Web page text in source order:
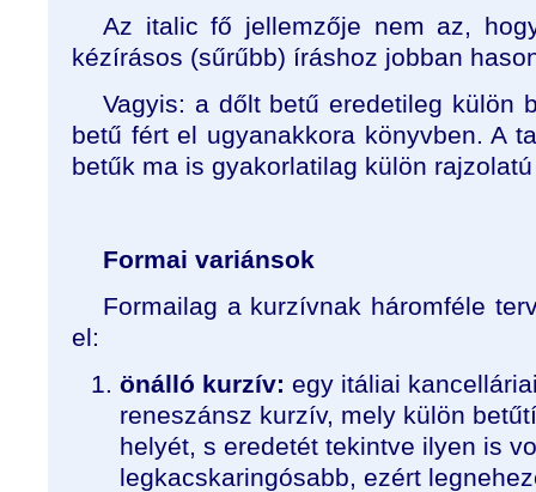
Az italic fő jellemzője nem az,
kézírásos (sűrűbb) íráshoz jobban
Vagyis: a dőlt betű eredetileg külön
betű fért el ugyanakkora könyvben. A
betűk ma is gyakorlatilag külön
Formai variánsok
Formailag a kurzívnak háromféle
el:
önálló kurzív: egy itáliai
reneszánsz kurzív, mely külön
helyét, s eredetét tekintve ilyen is
legkacskaringósabb, ezért